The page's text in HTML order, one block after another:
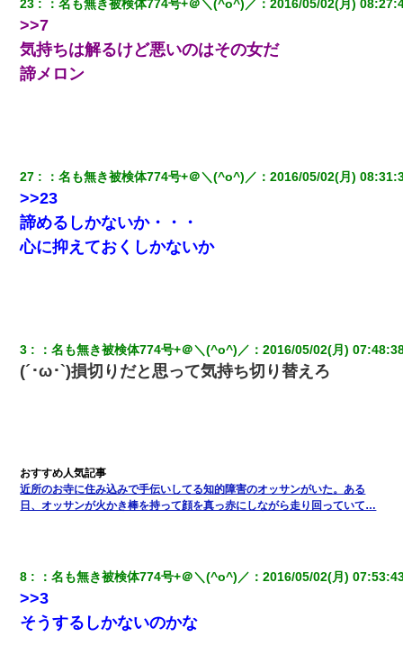
日曜日、会社の窓を見ると同僚の姿。俺（あれ？ディズニーシー
じゃ？）→俺電話「今何してんの？」同僚「シーで並んでるこ
と！」俺「会社にいない？」→次の瞬間、すごい鳥肌が立った
ホテルに泊まったんだけど従業員が最悪だった。折角の旅行で何
故私が怒鳴られなきゃいけなかったのだ
父親がくも膜下出血で突然ﾀﾋ。→母の貯金が0なことが判明。→母
「私を家に置いてほしい、どうか見捨てないで(土下座」俺・嫁
「…」
中途採用のAが部長から呼び出された。Aはヘラヘラと部屋に入っ
【驚愕】私「今まで育てた分のお金返してね(冗談)」息子「はい、
嫁が涙声で『会いたいね』とか言っているのが聞こえた。俺「こ
んな時間に誰と電話してんの？」嫁「ごめんなさい…！（大号
泣」俺（キターー）→
23 ：名も無き被検体774号+＠＼(^o^)／ ：2016/05/02(月)
>>7
気持ちは解るけど悪いのはその女だ
諦メロン
27 ：名も無き被検体774号+＠＼(^o^)／ ：2016/05/02(月)
>>23
諦めるしかないか・・・
心に抑えておくしかないか
3 ：名も無き被検体774号+＠＼(^o^)／ ：2016/05/02(月)
(´･ω･`)損切りだと思って気持ち切り替えろ
近所のお寺に住み込みで手伝いしてる知的障害のオッサンがいた。ある
日、オッサンが火かき棒を持って顔を真っ赤にしながら走り回っていて…
8 ：名も無き被検体774号+＠＼(^o^)／ ：2016/05/02(月)
>>3
そうするしかないのかな